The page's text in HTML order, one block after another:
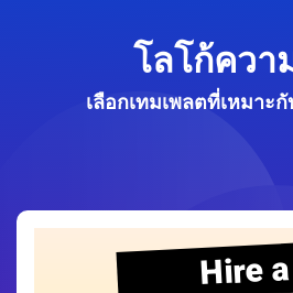
โลโก้ควา
เลือกเทมเพลตที่เหมาะ
Hire a